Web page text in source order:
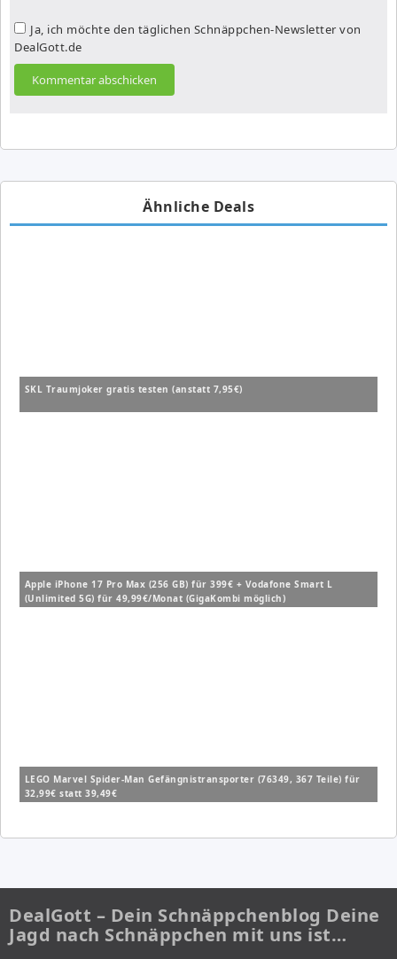
Ja, ich möchte den täglichen Schnäppchen-Newsletter von
DealGott.de
Ähnliche Deals
SKL Traumjoker gratis testen (anstatt 7,95€)
Apple iPhone 17 Pro Max (256 GB) für 399€ + Vodafone Smart L
(Unlimited 5G) für 49,99€/Monat (GigaKombi möglich)
LEGO Marvel Spider-Man Gefängnistransporter (76349, 367 Teile) für
32,99€ statt 39,49€
DealGott – Dein Schnäppchenblog Deine
Jagd nach Schnäppchen mit uns ist…